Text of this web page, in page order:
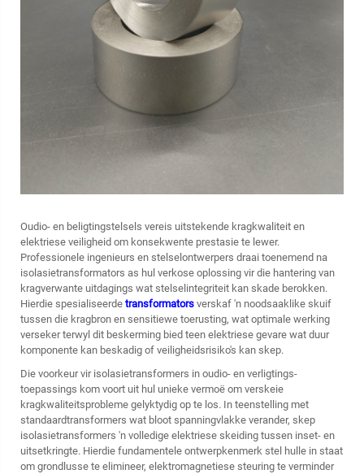
Oudio- en beligtingstelsels vereis uitstekende kragkwaliteit en
elektriese veiligheid om konsekwente prestasie te lewer.
Professionele ingenieurs en stelselontwerpers draai toenemend na
isolasietransformators as hul verkose oplossing vir die hantering van
kragverwante uitdagings wat stelselintegriteit kan skade berokken.
Hierdie spesialiseerde transformators verskaf 'n noodsaaklike skuif
tussen die kragbron en sensitiewe toerusting, wat optimale werking
verseker terwyl dit beskerming bied teen elektriese gevare wat duur
komponente kan beskadig of veiligheidsrisiko's kan skep.
Die voorkeur vir isolasietransformers in oudio- en verligtings-
toepassings kom voort uit hul unieke vermoë om verskeie
kragkwaliteitsprobleme gelyktydig op te los. In teenstelling met
standaardtransformers wat bloot spanningvlakke verander, skep
isolasietransformers 'n volledige elektriese skeiding tussen inset- en
uitsetkringte. Hierdie fundamentele ontwerpkenmerk stel hulle in staat
om grondlusse te elimineer, elektromagnetiese steuring te verminder